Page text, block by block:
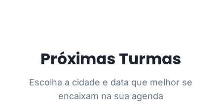
Próximas Turmas
Escolha a cidade e data que melhor se
encaixam na sua agenda